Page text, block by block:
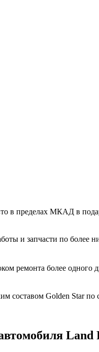
в пределах МКАД в
и запчасти по более
ремонта более одного
составом Golden Star по